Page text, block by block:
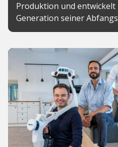
Produktion und entwickelt
Generation seiner